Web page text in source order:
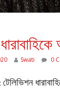
Swati 0
:টেলিভিশন